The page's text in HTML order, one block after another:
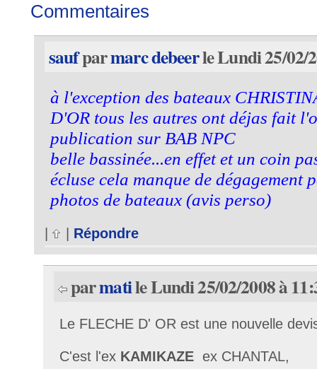
Commentaires
saufparmarc debeerle Lundi 25/02/
à l'exception des bateaux
D'OR tous les autres ont déjas fait
publication sur BAB NPC
belle bassinée...en effet et un coin
écluse cela manque de dégagement
photos de bateaux (avis perso)
| | Répondre
parmatile Lundi 25/02/2008 à
Le FLECHE D' OR est une nouvelle
C'est l'ex KAMIKAZEex CHANTAL,